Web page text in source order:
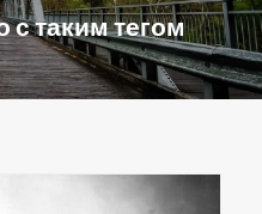
с таким тегом